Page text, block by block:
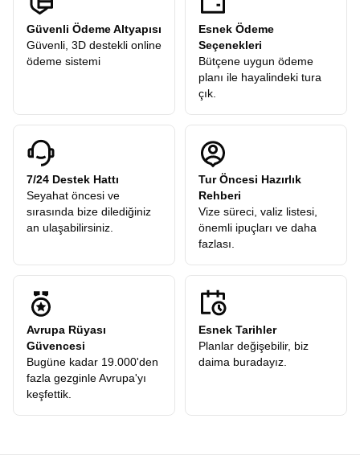
Güvenli Ödeme Altyapısı
Güvenli, 3D destekli online
ödeme sistemi
Esnek Ödeme
Seçenekleri
Bütçene uygun ödeme
planı ile hayalindeki tura
çık.
7/24 Destek Hattı
Seyahat öncesi ve
sırasında bize dilediğiniz
an ulaşabilirsiniz.
Tur Öncesi Hazırlık
Rehberi
Vize süreci, valiz listesi,
önemli ipuçları ve daha
fazlası.
Avrupa Rüyası
Güvencesi
Bugüne kadar 19.000'den
fazla gezginle Avrupa'yı
keşfettik.
Esnek Tarihler
Planlar değişebilir, biz
daima buradayız.